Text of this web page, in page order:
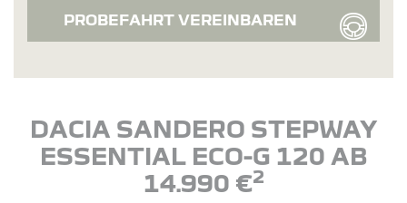
PROBEFAHRT VEREINBAREN
DACIA SANDERO STEPWAY
ESSENTIAL ECO-G 120 AB
14.990 €2